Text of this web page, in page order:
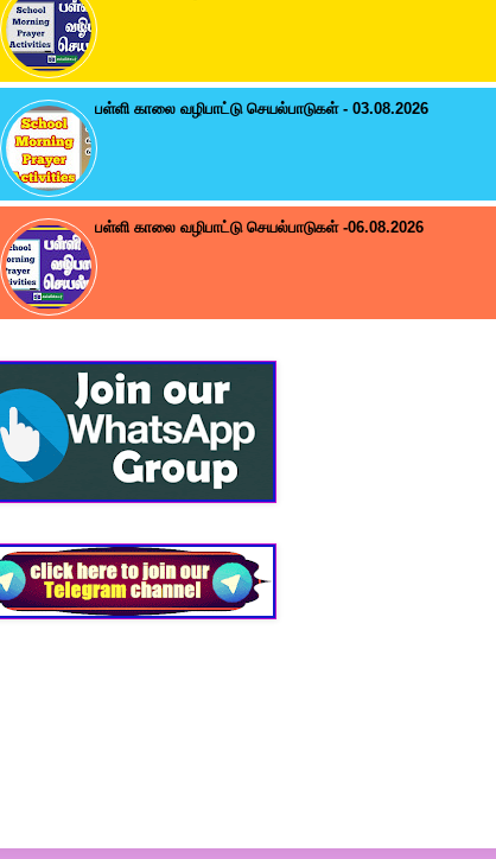
பள்ளி காலை வழிபாட்டு செயல்பாடுகள் - 03.08.2026
பள்ளி காலை வழிபாட்டு செயல்பாடுகள் -06.08.2026